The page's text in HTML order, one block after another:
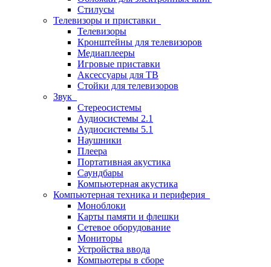
Стилусы
Телевизоры и приставки
Телевизоры
Кронштейны для телевизоров
Медиаплееры
Игровые приставки
Аксессуары для ТВ
Стойки для телевизоров
Звук
Стереосистемы
Аудиосистемы 2.1
Аудиосистемы 5.1
Наушники
Плеера
Портативная акустика
Саундбары
Компьютерная акустика
Компьютерная техника и периферия
Моноблоки
Карты памяти и флешки
Сетевое оборудование
Мониторы
Устройства ввода
Компьютеры в сборе